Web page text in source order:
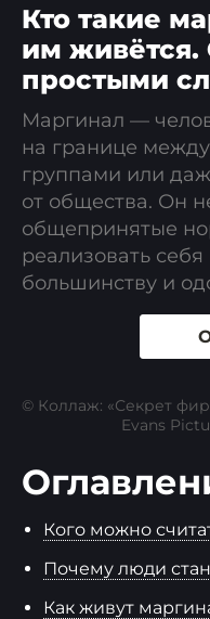
Кто такие
им живётся.
простыми
Маргинал —
на границе
группами или
от общества. Он
общепринятые
реализовать
большинству и
© Коллаж: «Секрет
Evans
Кого можно
Почему люди
Как живут